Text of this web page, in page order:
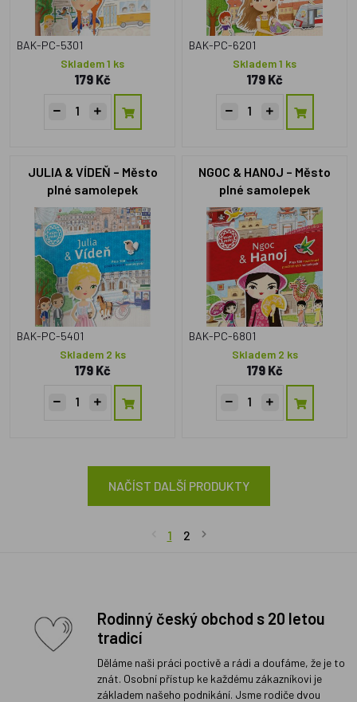
BAK-PC-5301
Skladem 1 ks
179 Kč
BAK-PC-6201
Skladem 1 ks
179 Kč
JULIA & VÍDEŇ – Město
plné samolepek
BAK-PC-5401
Skladem 2 ks
179 Kč
NGOC & HANOJ – Město
plné samolepek
BAK-PC-6801
Skladem 2 ks
179 Kč
NAČÍST DALŠÍ PRODUKTY
1 2
Rodinný český obchod s 20 letou
tradicí
Děláme naši práci poctivě a rádi a doufáme, že je to
znát. Osobní přístup ke každému zákazníkovi je
základem našeho podnikání. Jsme rodiče dvou